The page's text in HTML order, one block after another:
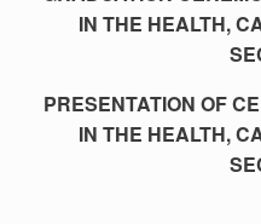
IN THE HEALTH,
PRESENTATION OF
IN THE HEALTH,